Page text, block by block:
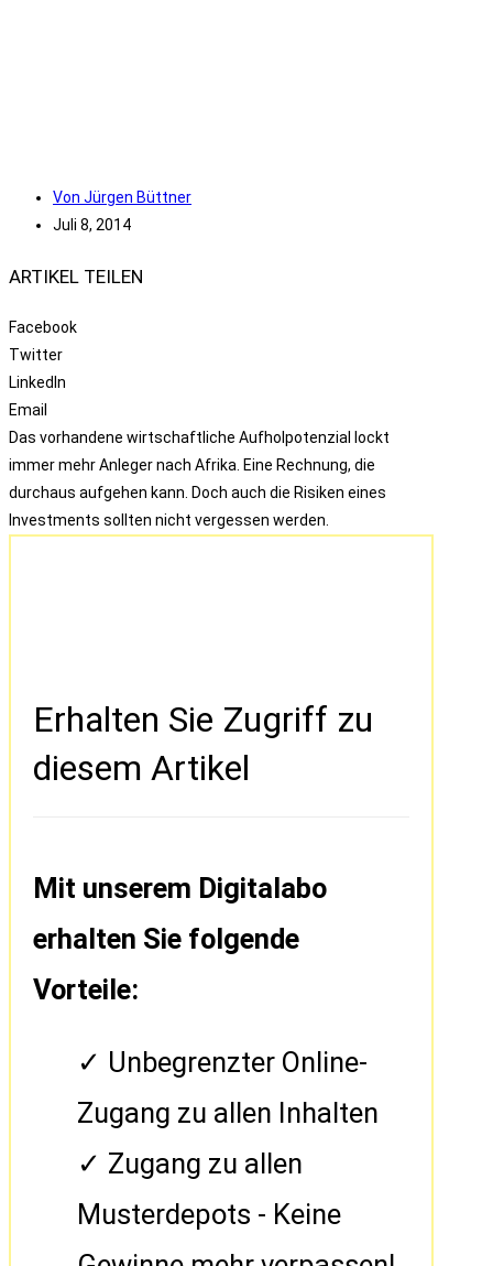
Von Jürgen Büttner
Juli 8, 2014
ARTIKEL TEILEN
Facebook
Twitter
LinkedIn
Email
Das vorhandene wirtschaftliche Aufholpotenzial lockt
immer mehr Anleger nach Afrika. Eine Rechnung, die
durchaus aufgehen kann. Doch auch die Risiken eines
Investments sollten nicht vergessen werden.
Erhalten Sie Zugriff zu
diesem Artikel
Mit unserem Digitalabo
erhalten Sie folgende
Vorteile:
Unbegrenzter Online-
Zugang zu allen Inhalten
Zugang zu allen
Musterdepots - Keine